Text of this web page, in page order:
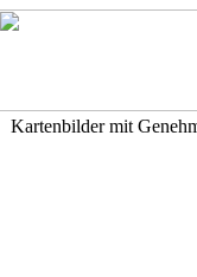
Kartenbilder mit